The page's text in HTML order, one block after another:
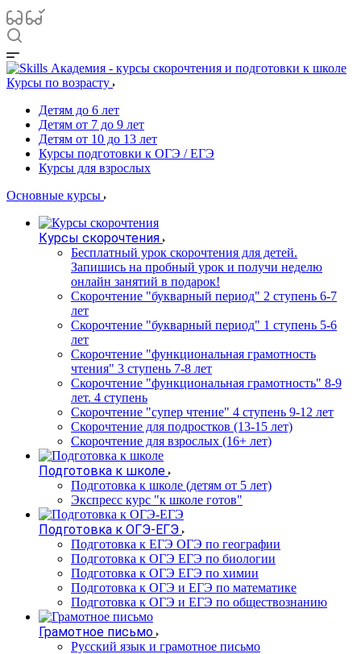
Курсы по возрасту
Детям до 6 лет
Детям от 7 до 9 лет
Детям от 10 до 13 лет
Курсы подготовки к ОГЭ / ЕГЭ
Курсы для взрослых
Основные курсы
Курсы скорочтения
Бесплатный урок скорочтения для детей.
Запишись на пробный урок и получи неделю
онлайн занятий в подарок!
Cкорочтение "букварный период" 2 ступень 6-7
лет
Скорочтение "букварный период" 1 ступень 5-6
лет
Скорочтение "функциональная грамотность
чтения" 3 ступень 7-8 лет
Скорочтение "функциональная грамотность" 8-9
лет. 4 ступень
Скорочтение "супер чтение" 4 ступень 9-12 лет
Скорочтение для подростков (13-15 лет)
Cкорочтение для взрослых (16+ лет)
Подготовка к школе
Подготовка к школе (детям от 5 лет)
Экспресс курс "к школе готов"
Подготовка к ОГЭ-ЕГЭ
Подготовка к ЕГЭ ОГЭ по географии
Подготовка к ОГЭ ЕГЭ по биологии
Подготовка к ОГЭ ЕГЭ по химии
Подготовка к ОГЭ и ЕГЭ по математике
Подготовка к ОГЭ и ЕГЭ по обществознанию
Грамотное письмо
Русский язык и грамотное письмо